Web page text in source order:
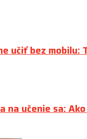
učiť bez mobilu:
na učenie sa: